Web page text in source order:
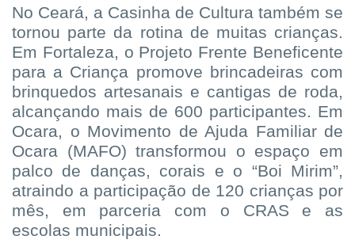
No Ceará, a Casinha de Cultura também se
tornou parte da rotina de muitas crianças.
Em Fortaleza, o Projeto Frente Beneficente
para a Criança promove brincadeiras com
brinquedos artesanais e cantigas de roda,
alcançando mais de 600 participantes. Em
Ocara, o Movimento de Ajuda Familiar de
Ocara (MAFO) transformou o espaço em
palco de danças, corais e o “Boi Mirim”,
atraindo a participação de 120 crianças por
mês, em parceria com o CRAS e as
escolas municipais.